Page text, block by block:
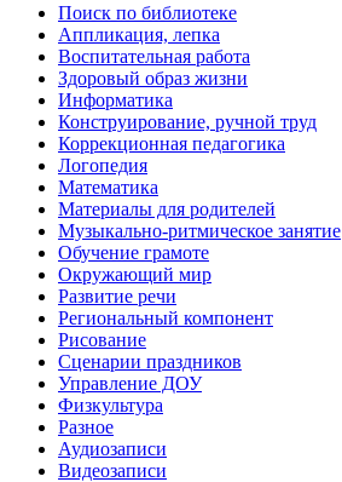
Поиск по библиотеке
Аппликация, лепка
Воспитательная работа
Здоровый образ жизни
Информатика
Конструирование, ручной труд
Коррекционная педагогика
Логопедия
Математика
Материалы для родителей
Музыкально-ритмическое занятие
Обучение грамоте
Окружающий мир
Развитие речи
Региональный компонент
Рисование
Сценарии праздников
Управление ДОУ
Физкультура
Разное
Аудиозаписи
Видеозаписи